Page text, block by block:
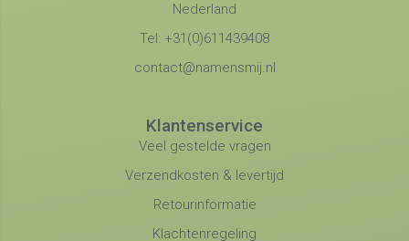
Nederland
Tel: +31(0)611439408
contact@namensmij.nl
Klantenservice
Veel gestelde vragen
Verzendkosten & levertijd
Retourinformatie
Klachtenregeling